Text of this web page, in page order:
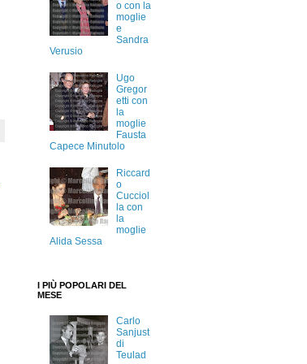
o con la
moglie
e
Sandra
Verusio
Ugo
Gregor
etti con
la
moglie
Fausta
Capece Minutolo
Riccard
o
Cucciol
la con
la
moglie
Alida Sessa
I PIÙ POPOLARI DEL
MESE
Carlo
Sanjust
di
Teulad